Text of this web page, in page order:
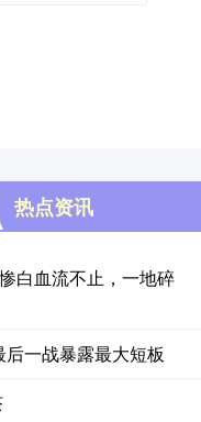
热点资讯
白血流不止，一地碎
一战暴露最大短板